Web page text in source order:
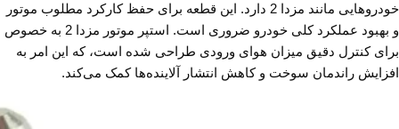
خودروهایی مانند مزدا 2 دارد. این قطعه برای حفظ کارکرد مطلوب موتور
و بهبود عملکرد کلی خودرو ضروری است. استپر موتور مزدا 2 به خصوص
برای کنترل دقیق میزان هوای ورودی طراحی شده است، که این امر به
افزایش راندمان سوخت و کاهش انتشار آلاینده‌ها کمک می‌کند.